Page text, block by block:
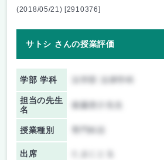
(2018/05/21) [2910376]
サトシ さんの授業評価
学部 学科
担当の先生
名
後藤啓介先生
授業種別
出席